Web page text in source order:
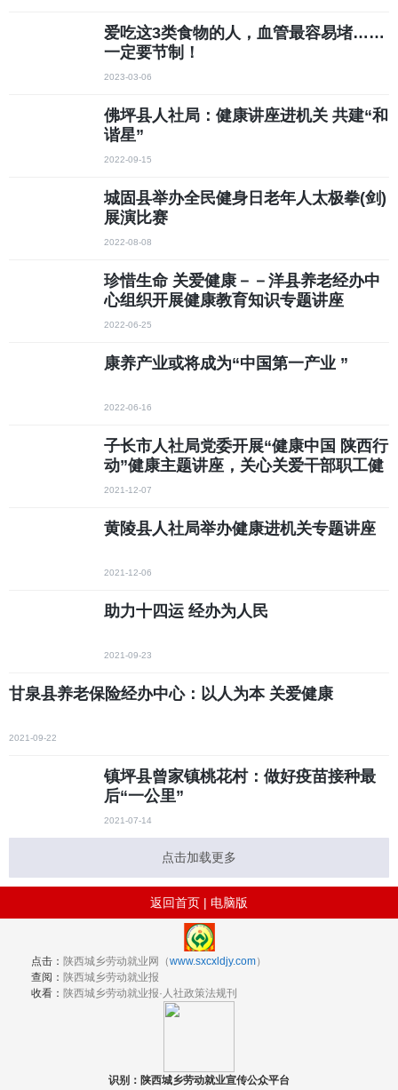
爱吃这3类食物的人，血管最容易堵……
一定要节制！
2023-03-06
佛坪县人社局：健康讲座进机关 共建“和
谐星”
2022-09-15
城固县举办全民健身日老年人太极拳(剑)
展演比赛
2022-08-08
珍惜生命 关爱健康－－洋县养老经办中
心组织开展健康教育知识专题讲座
2022-06-25
康养产业或将成为“中国第一产业 ”
2022-06-16
子长市人社局党委开展“健康中国 陕西行
动”健康主题讲座，关心关爱干部职工健
康
2021-12-07
黄陵县人社局举办健康进机关专题讲座
2021-12-06
助力十四运 经办为人民
2021-09-23
甘泉县养老保险经办中心：以人为本 关爱健康
2021-09-22
镇坪县曾家镇桃花村：做好疫苗接种最
后“一公里”
2021-07-14
点击加载更多
返回首页 | 电脑版
点击： 陕西城乡劳动就业网（www.sxcxldjy.com）
查阅： 陕西城乡劳动就业报
收看： 陕西城乡劳动就业报·人社政策法规刊
识别：陕西城乡劳动就业宣传公众平台